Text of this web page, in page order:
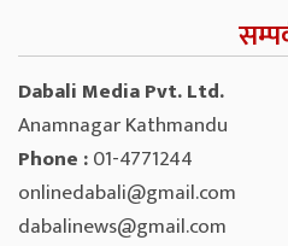
Dabali Media Pvt. Ltd.
Anamnagar Kathmandu
Phone :01-4771244
onlinedabali@gmail.com
dabalinews@gmail.com